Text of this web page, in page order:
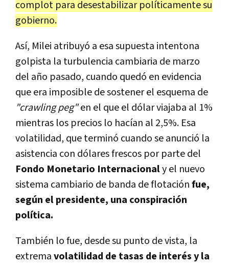
complot para desestabilizar políticamente su
gobierno.
Así, Milei atribuyó a esa supuesta intentona
golpista la turbulencia cambiaria de marzo
del año pasado, cuando quedó en evidencia
que era imposible de sostener el esquema de
"crawling peg"en el que el dólar viajaba al 1%
mientras los precios lo hacían al 2,5%. Esa
volatilidad, que terminó cuando se anunció la
asistencia con dólares frescos por parte del
Fondo Monetario Internacionaly el nuevo
sistema cambiario de banda de flotaciónfue,
según el presidente, una conspiración
política.
También lo fue, desde su punto de vista, la
extremavolatilidad de tasas de interés y la